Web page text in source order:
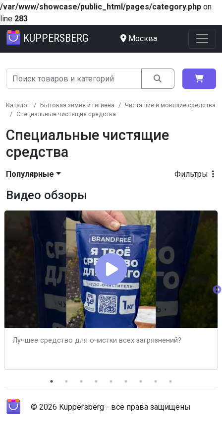
/var/www/showcase/public_html/pages/category.php on
line 283
KUPPERSBERG Москва
Каталог Бытовая химия и гигиена
Чистящие и моющие средства
Специальные чистящие средства
Специальные чистящие
средства
Фильтры
Популярные
Видео обзоры
Лучшее средство для очистки всех загрязнений?
© 2026 Kuppersberg - все права защищены